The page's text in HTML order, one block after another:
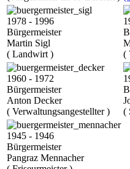
1978 - 1996
Bürgermeister
Martin Sigl
( Landwirt )
(
1960 - 1972
Bürgermeister
Anton Decker
( Verwaltungsangestellter )
(
1945 - 1946
Bürgermeister
Pangraz Mennacher